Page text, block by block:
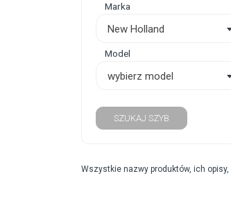
Marka
New Holland
Model
wybierz model
SZUKAJ SZYB
Wszystkie nazwy produktów, ich